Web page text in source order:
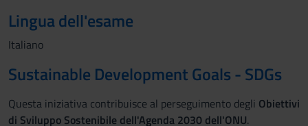
Lingua dell'esame
Italiano
Sustainable Development Goals - SDGs
Questa iniziativa contribuisce al perseguimento degli Obiettivi
di Sviluppo Sostenibile dell'Agenda 2030 dell'ONU.